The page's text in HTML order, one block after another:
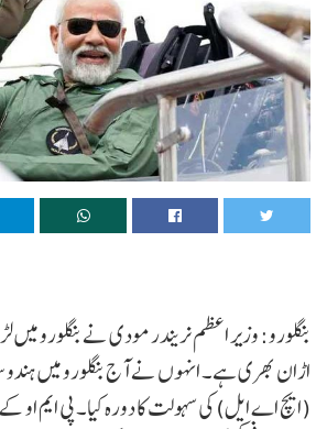
بنگلورو: وزیر اعظم نریندر مودی نے بنگلورو
اڑان بھری ہے۔ انہوں نے آج بنگلورو میں
(ایچ اے ایل) کی سہولت کا دورہ کیا۔ پی ایم